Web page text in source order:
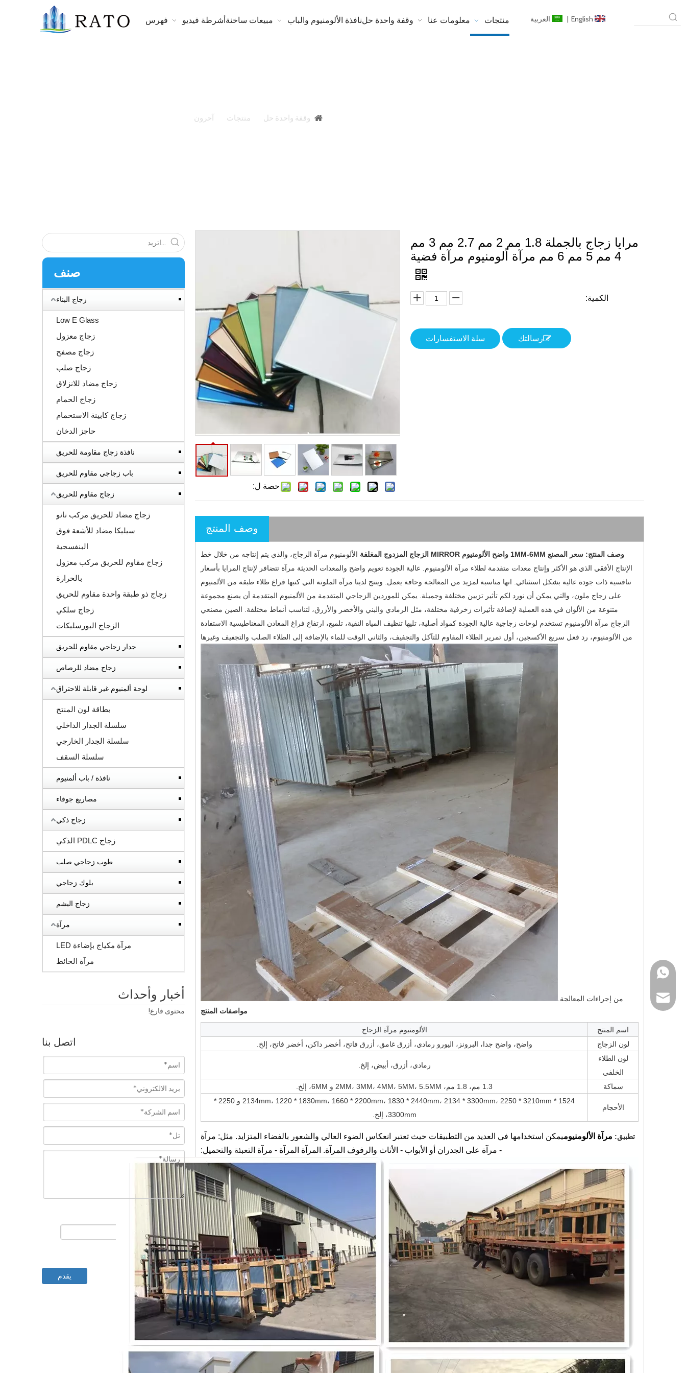
منتجات معلومات عنا وقفة واحدة حلنافذة الألومنيوم والباب مبيعات ساخنة أشرطة فيديو فهرس English
| العربية
وقفة واحدة حل منتجات آحرون
صنف
زجاج البناء
Low E Glass
زجاج معزول
زجاج مصفح
زجاج صلب
زجاج مضاد للانزلاق
زجاج الحمام
زجاج كابينة الاستحمام
حاجز الدخان
نافذة زجاج مقاومة للحريق
باب زجاجي مقاوم للحريق
زجاج مقاوم للحريق
زجاج مضاد للحريق مركب نانو
سيليكا مضاد للأشعة فوق
البنفسجية
زجاج مقاوم للحريق مركب معزول
بالحرارة
زجاج ذو طبقة واحدة مقاوم للحريق
زجاج سلكي
الزجاج البورسليكات
جدار زجاجي مقاوم للحريق
زجاج مضاد للرصاص
لوحة ألمنيوم غير قابلة للاحتراق
بطاقة لون المنتج
سلسلة الجدار الداخلي
سلسلة الجدار الخارجي
سلسلة السقف
نافذة / باب ألمنيوم
مصاريع جوفاء
زجاج ذكي
زجاج PDLC الذكي
طوب زجاجي صلب
بلوك زجاجي
زجاج اليشم
مرآة
مرآة مكياج بإضاءة LED
مرآة الحائط
أخبار وأحداث
محتوى فارغ!
اتصل بنا
إرفاق ملفات
يقدم
حصة ل:
مرايا زجاج بالجملة 1.8 مم 2 مم 2.7 مم 3 مم
4 مم 5 مم 6 مم مرآة ألومنيوم مرآة فضية
الكمية:
رسالتك سلة الاستفسارات
وصف المنتج
وصف المنتج: سعر المصنع 1MM-6MM واضح الألومنيوم MIRROR الزجاج المزدوج المغلفة
الألومنيوم مرآة الزجاج، والذي يتم إنتاجه من خلال خط
الإنتاج الأفقي الذي هو الأكثر وإنتاج معدات متقدمة لطلاء مرآة الألومنيوم. عالية الجودة تعويم واضح والمعدات الحديثة مرآة تتضافر لإنتاج المرايا بأسعار
تنافسية ذات جودة عالية بشكل استثنائي. انها مناسبة لمزيد من المعالجة وحافة يعمل. وينتج لدينا مرآة الملونة التي كتبها فراغ طلاء طبقة من الألمنيوم
على زجاج ملون، والتي يمكن أن نورد لكم تأثير تزيين مختلفة وجميلة. يمكن للموردين الزجاجي المتقدمة من الألمنيوم المتقدمة أن يصنع مجموعة
متنوعة من الألوان في هذه العملية لإضافة تأثيرات زخرفية مختلفة، مثل الرمادي والبني والأخضر والأزرق، لتناسب أنماط مختلفة. الصين مصنعي
الزجاج مرآة الألومنيوم تستخدم لوحات زجاجية عالية الجودة كمواد أصلية، تليها تنظيف المياه النقية، تلميع، ارتفاع فراغ المعادن المغناطيسية الاستفادة
من الألومنيوم، رد فعل سريع الأكسجين، أول تمرير الطلاء المقاوم للتآكل والتجفيف، والثاني الوقت للماء بالإضافة إلى الطلاء الصلب والتجفيف وغيرها
من إجراءات المعالجة.
مواصفات المنتج
اسم المنتج
الألومنيوم مرآة الزجاج
لون الزجاج
واضح، واضح جدا، البرونز، اليورو رمادي، أزرق غامق، أزرق فاتح، أخضر داكن، أخضر فاتح، إلخ.
لون الطلاء
الخلفي
رمادي، أزرق، أبيض، إلخ.
سماكة 1.3 مم، 1.8 مم، 2MM، 3MM، 4MM، 5MM، 5.5MM و 6MM، إلخ.
الأحجام
1524 * 2134mm، 1220 * 1830mm، 1660 * 2200mm، 1830 * 2440mm، 2134 * 3300mm، 2250 * 3210mm و 2250 *
3300mm، إلخ.
تطبيق: مرآة الألومنيوميمكن استخدامها في العديد من التطبيقات حيث تعتبر انعكاس الضوء العالي والشعور بالفضاء المتزايد. مثل: مرآة
- مرآة على الجدران أو الأبواب - الأثاث والرفوف المرآة. المرآة المرآة - مرآة التعبئة والتحميل:
WhatsApp